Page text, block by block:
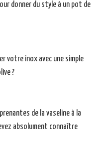
donner du style à un pot de
votre inox avec une simple
?
de la vaseline à la
absolument connaître